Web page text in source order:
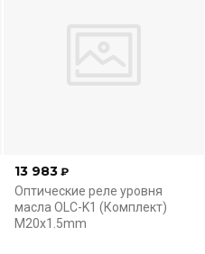
13 983 ₽
Оптические реле уровня
масла OLC-K1 (Комплект)
M20x1.5mm